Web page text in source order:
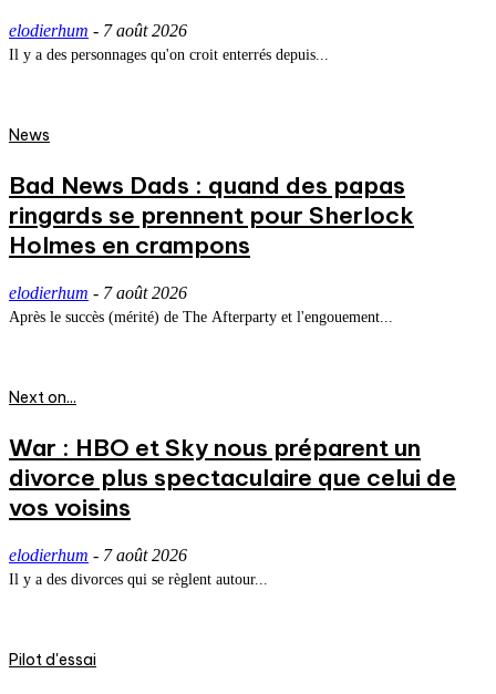
elodierhum - 7 août 2026
Il y a des personnages qu'on croit enterrés depuis...
News
Bad News Dads : quand des papas
ringards se prennent pour Sherlock
Holmes en crampons
elodierhum - 7 août 2026
Après le succès (mérité) de The Afterparty et l'engouement...
Next on...
War : HBO et Sky nous préparent un
divorce plus spectaculaire que celui de
vos voisins
elodierhum - 7 août 2026
Il y a des divorces qui se règlent autour...
Pilot d'essai